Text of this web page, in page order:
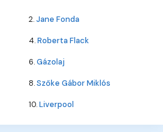
2.Jane Fonda
4.Roberta Flack
6.Gázolaj
8.Szőke Gábor Miklós
10.Liverpool